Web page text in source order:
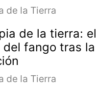
de la Tierra
de la tierra: el
del fango tras la
de la Tierra